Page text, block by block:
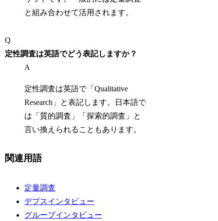
と組み合わせて活用されます。
Q
定性調査は英語でどう表記しますか？
A
定性調査は英語で「Qualitative
Research」と表記します。日本語で
は「質的調査」「探索的調査」と
言い換えられることもあります。
関連用語
定量調査
デプスインタビュー
グループインタビュー